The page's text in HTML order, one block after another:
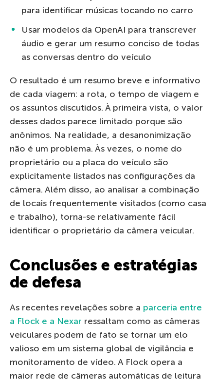
para identificar músicas tocando no carro
Usar modelos da OpenAI para transcrever
áudio e gerar um resumo conciso de todas
as conversas dentro do veículo
O resultado é um resumo breve e informativo
de cada viagem: a rota, o tempo de viagem e
os assuntos discutidos. À primeira vista, o valor
desses dados parece limitado porque são
anônimos. Na realidade, a desanonimização
não é um problema. Às vezes, o nome do
proprietário ou a placa do veículo são
explicitamente listados nas configurações da
câmera. Além disso, ao analisar a combinação
de locais frequentemente visitados (como casa
e trabalho), torna-se relativamente fácil
identificar o proprietário da câmera veicular.
Conclusões e estratégias
de defesa
As recentes revelações sobre a parceria entre
a Flock e a Nexar ressaltam como as câmeras
veiculares podem de fato se tornar um elo
valioso em um sistema global de vigilância e
monitoramento de vídeo. A Flock opera a
maior rede de câmeras automáticas de leitura